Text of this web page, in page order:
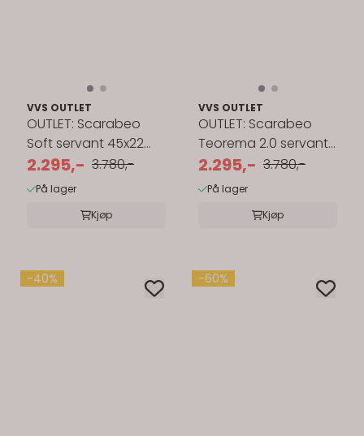
VVS OUTLET
OUTLET: Scarabeo
Soft servant 45x22
cm vegg/topp
2.295,- 3.780,-
På lager
Kjøp
VVS OUTLET
OUTLET: Scarabeo
Teorema 2.0 servant
41x19 cm toppmontert
2.295,- 3.780,-
På lager
Kjøp
-40% -60%